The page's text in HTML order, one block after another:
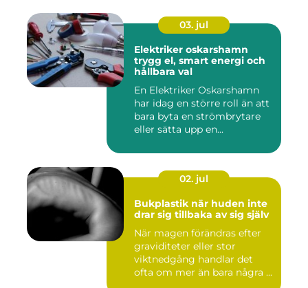
03. jul
Elektriker oskarshamn
trygg el, smart energi och
hållbara val
En Elektriker Oskarshamn
har idag en större roll än att
bara byta en strömbrytare
eller sätta upp en...
02. jul
Bukplastik när huden inte
drar sig tillbaka av sig själv
När magen förändras efter
graviditeter eller stor
viktnedgång handlar det
ofta om mer än bara några ...